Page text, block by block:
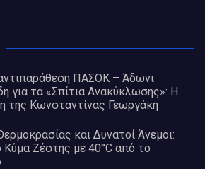
ΠΑΣΟΚ – Άδωνι
για τα «Σπίτια Ανακύκλωσης»: Η
της Κωνσταντίνας Γεωργάκη
και Δυνατοί Άνεμοι:
Κύμα Ζέστης με 40°C από το